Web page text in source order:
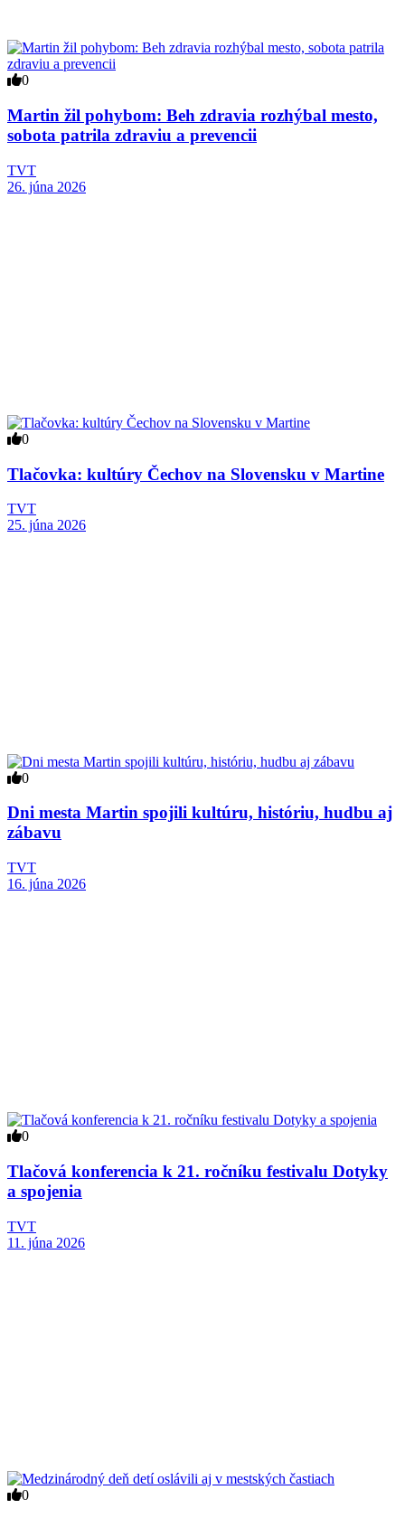
0
Martin žil pohybom: Beh zdravia rozhýbal mesto,
sobota patrila zdraviu a prevencii
TVT
26. júna 2026
0
Tlačovka: kultúry Čechov na Slovensku v Martine
TVT
25. júna 2026
0
Dni mesta Martin spojili kultúru, históriu, hudbu aj
zábavu
TVT
16. júna 2026
0
Tlačová konferencia k 21. ročníku festivalu Dotyky
a spojenia
TVT
11. júna 2026
0